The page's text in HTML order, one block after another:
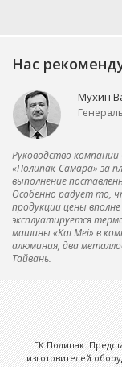
Нас
Мухин
Руководство
«Полипак-Самара» за
выполнение
Особенно радует то,
продукции цены
эксплуатируется
машины «Kai Mei» в
алюминия, два
Тайвань.
ГК Полипак.
изготовителей